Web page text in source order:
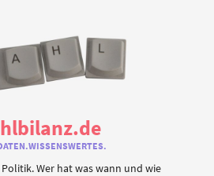
Wer hat was wann und wie